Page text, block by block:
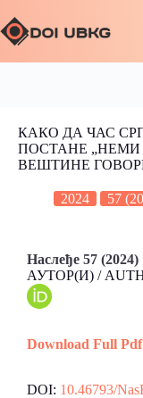
КАКО ДА ЧАС
ПОСТАНЕ „НЕМИ
ВЕШТИНЕ
2024 57
Наслеђе 57 (2024)
АУТОР(И) /
Download Full Pdf
DOI: 10.46793/